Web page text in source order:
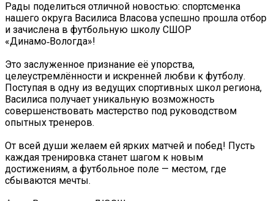
Рады поделиться отличной новостью: спортсменка
нашего округа Василиса Власова успешно прошла отбор
и зачислена в футбольную школу СШОР
«Динамо‑Вологда»!
Это заслуженное признание её упорства,
целеустремлённости и искренней любви к футболу.
Поступая в одну из ведущих спортивных школ региона,
Василиса получает уникальную возможность
совершенствовать мастерство под руководством
опытных тренеров.
От всей души желаем ей ярких матчей и побед! Пусть
каждая тренировка станет шагом к новым
достижениям, а футбольное поле — местом, где
сбываются мечты.